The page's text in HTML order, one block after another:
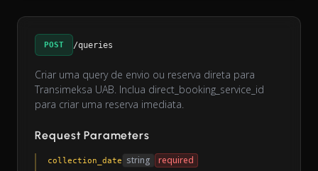
POST /queries
Criar uma query de envio ou reserva direta para
Transimeksa UAB. Inclua direct_booking_service_id
para criar uma reserva imediata.
Request Parameters
collection_date string required